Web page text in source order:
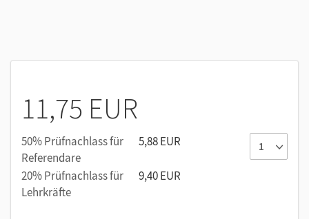
11,75 EUR
50% Prüfnachlass für
Referendare
5,88 EUR
20% Prüfnachlass für
Lehrkräfte
9,40 EUR